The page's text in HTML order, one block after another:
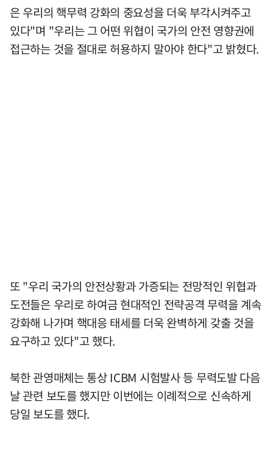
은 우리의 핵무력 강화의 중요성을 더욱 부각시켜주고
있다"며 "우리는 그 어떤 위협이 국가의 안전 영향권에
접근하는 것을 절대로 허용하지 말아야 한다"고 밝혔다.
또 "우리 국가의 안전상황과 가증되는 전망적인 위협과
도전들은 우리로 하여금 현대적인 전략공격 무력을 계속
강화해 나가며 핵대응 태세를 더욱 완벽하게 갖출 것을
요구하고 있다"고 했다.
북한 관영매체는 통상 ICBM 시험발사 등 무력도발 다음
날 관련 보도를 했지만 이번에는 이례적으로 신속하게
당일 보도를 했다.